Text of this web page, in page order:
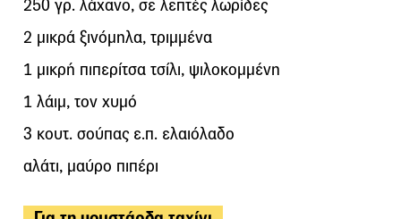
250 γρ. λάχανο, σε λεπτές λωρίδες
2 μικρά ξινόμηλα, τριμμένα
1 μικρή πιπερίτσα τσίλι, ψιλοκομμένη
1 λάιμ, τον χυμό
3 κουτ. σούπας ε.π. ελαιόλαδο
αλάτι, μαύρο πιπέρι